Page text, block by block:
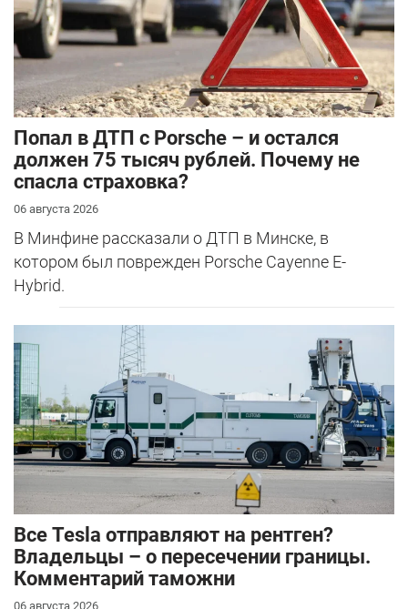
​Попал в ДТП с Porsche – и остался
должен 75 тысяч рублей. Почему не
спасла страховка?
06 августа 2026
В Минфине рассказали о ДТП в Минске, в
котором был поврежден Porsche Cayenne E-
Hybrid.
Все Tesla отправляют на рентген?
Владельцы – о пересечении границы.
Комментарий таможни
06 августа 2026